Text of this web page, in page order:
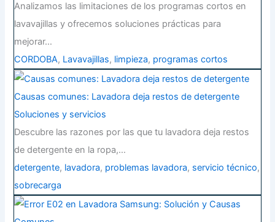
Analizamos las limitaciones de los programas cortos en
lavavajillas y ofrecemos soluciones prácticas para
mejorar…
CORDOBA, Lavavajillas, limpieza, programas cortos
Causas comunes: Lavadora deja restos de detergente
Soluciones y servicios
Descubre las razones por las que tu lavadora deja restos
de detergente en la ropa,…
detergente, lavadora, problemas lavadora, servicio técnico,
sobrecarga